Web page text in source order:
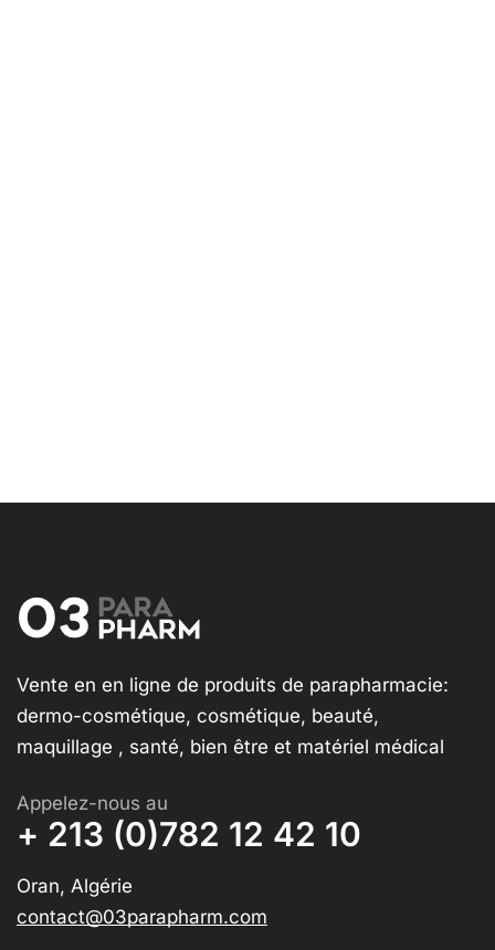
Vente en en ligne de produits de parapharmacie:
dermo-cosmétique, cosmétique, beauté,
maquillage , santé, bien être et matériel médical
Appelez-nous au
+ 213 (0)782 12 42 10
Oran, Algérie
contact@03parapharm.com